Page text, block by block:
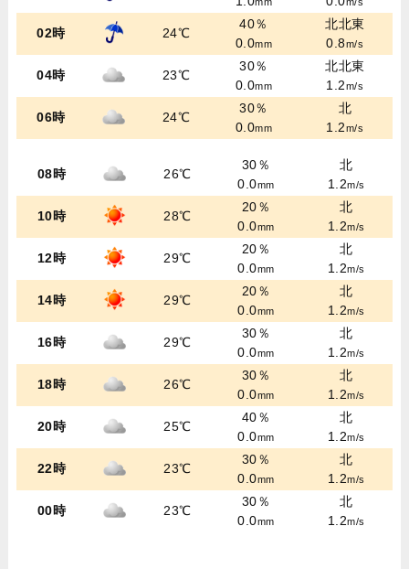
02時 24℃
40％
0.0mm
北北東
0.8m/s
04時 23℃
30％
0.0mm
北北東
1.2m/s
06時 24℃
30％
0.0mm
北
1.2m/s
08時 26℃
30％
0.0mm
北
1.2m/s
10時 28℃
20％
0.0mm
北
1.2m/s
12時 29℃
20％
0.0mm
北
1.2m/s
14時 29℃
20％
0.0mm
北
1.2m/s
16時 29℃
30％
0.0mm
北
1.2m/s
18時 26℃
30％
0.0mm
北
1.2m/s
20時 25℃
40％
0.0mm
北
1.2m/s
22時 23℃
30％
0.0mm
北
1.2m/s
00時 23℃
30％
0.0mm
北
1.2m/s